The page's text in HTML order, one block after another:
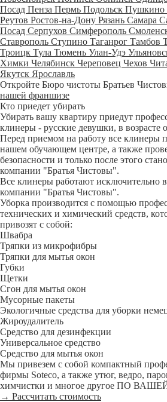
Посад Пенза Пермь Подольск Пушкино
Реутов Ростов-на-Дону Рязань Самара
Посад Серпухов Симферополь
Ставрополь Ступино Таганрог Тамбов
Троицк Тула Тюмень Улан-Удэ
Химки Челябинск Череповец Чехов
Якутск Ярославль
Откройте Бюро чистоты Братьев
нашей франшизе
Кто приедет убирать
Убирать вашу квартиру приедут
клинеры - русские девушки, в возрасте
Перед приемом на работу все клинеры
нашем обучающем центре, а также
безопасности и только после этого
компании "Братья Чистовы".
Все клинеры работают исключительно
компании "Братья Чистовы".
Уборка производится с помощью
технических и химический средств,
привозят с собой:
Швабра
Тряпки из микрофибры
Тряпки для мытья окон
Губки
Щетки
Сгон для мытья окон
Мусорные пакеты
Экологичные средства для уборки
Жироудалитель
Средство для дезинфекции
Универсальное средство
Средство для мытья окон
Мы привезем с собой компактный
фирмы Soteco, а также утюг, ведро,
химчистки и многое другое ПО
→ Рассчитать стоимость